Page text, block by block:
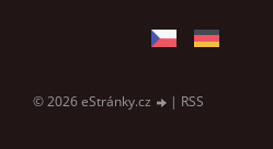
© 2026 eStránky.cz | RSS